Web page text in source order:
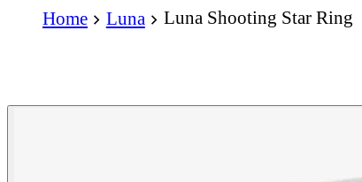
Home Luna Luna Shooting Star Ring